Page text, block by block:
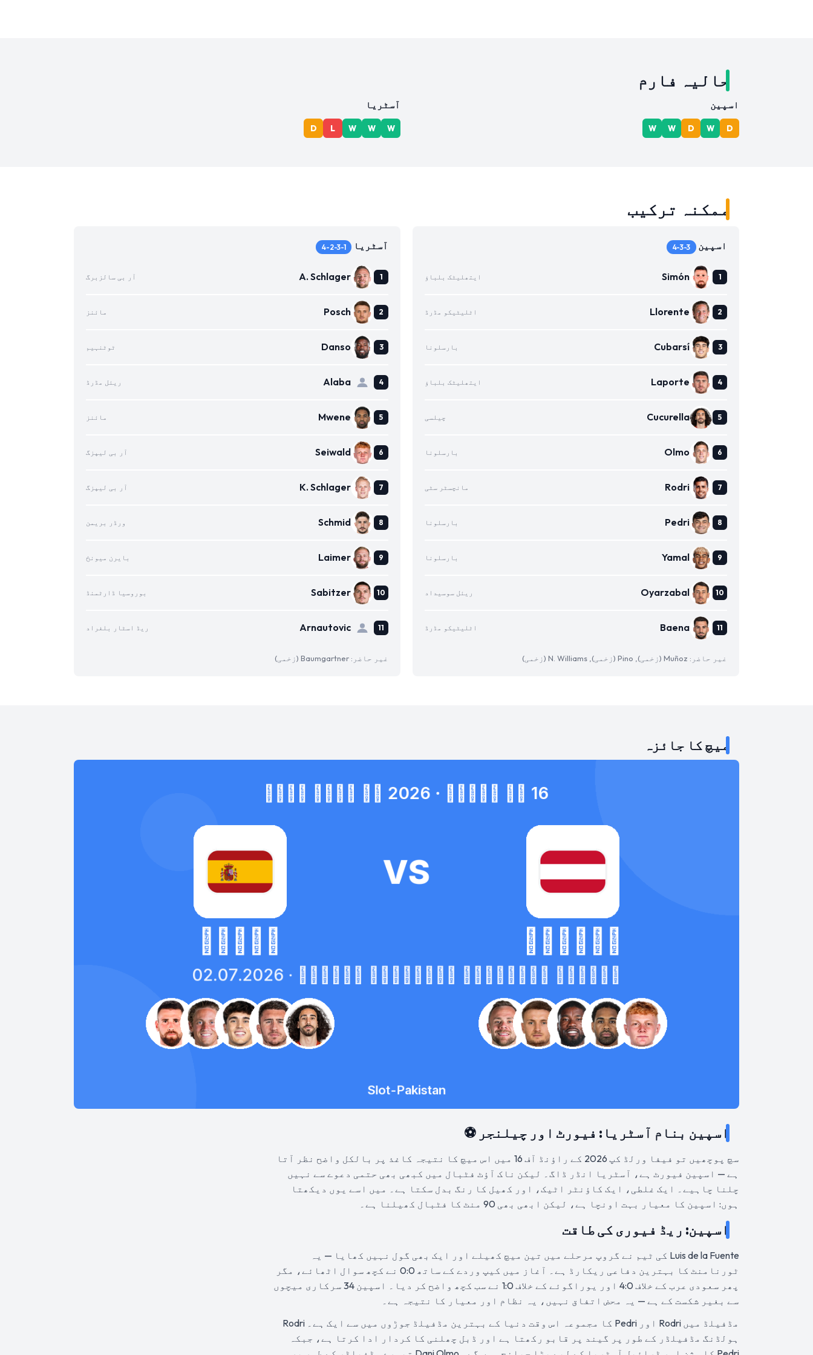
حالیہ فارم
اسپین
D
W
D
W
W
آسٹریا
W
W
W
L
D
ممکنہ ترکیب
اسپین 4-3-3
Simón ایتھلیٹک بلباؤ
Llorente اٹلیٹیکو مڈرڈ
Cubarsí بارسلونا
Laporte ایتھلیٹک بلباؤ
Cucurella چیلسی
Olmo بارسلونا
Rodri مانچسٹر سٹی
Pedri بارسلونا
Yamal بارسلونا
Oyarzabal ریئل سوسیداد
Baena اٹلیٹیکو مڈرڈ
غیر حاضر: Muñoz (زخمی), Pino (زخمی), N. Williams (زخمی)
آسٹریا 4-2-3-1
A. Schlager آر بی سالزبرگ
Posch مائنز
Danso ٹوٹنہیم
Alaba ریئل مڈرڈ
Mwene مائنز
Seiwald آر بی لیپزگ
K. Schlager آر بی لیپزگ
Schmid ورڈر بریمن
Laimer بایرن میونخ
Sabitzer بوروسیا ڈارٹمنڈ
Arnautovic ریڈ اسٹار بلغراد
غیر حاضر: Baumgartner (زخمی)
میچ کا جائزہ
اسپین بنام آسٹریا: فیورٹ اور چیلنجر ⚽
سچ پوچھیں تو فیفا ورلڈ کپ 2026 کے راؤنڈ آف 16 میں اس میچ کا نتیجہ کاغذ پر بالکل واضح نظر آتا
ہے — اسپین فیورٹ ہے، آسٹریا انڈر ڈاگ۔ لیکن ناک آؤٹ فٹبال میں کبھی بھی حتمی دعوے سے نہیں
چلنا چاہیے۔ ایک غلطی، ایک کاؤنٹر اٹیک، اور کھیل کا رنگ بدل سکتا ہے۔ میں اسے یوں دیکھتا
ہوں: اسپین کا معیار بہت اونچا ہے، لیکن ابھی بھی 90 منٹ کا فٹبال کھیلنا ہے۔
اسپین: ریڈ فیوری کی طاقت
Luis de la Fuente کی ٹیم نے گروپ مرحلے میں تین میچ کھیلے اور ایک بھی گول نہیں کھایا — یہ
ٹورنامنٹ کا بہترین دفاعی ریکارڈ ہے۔ آغاز میں کیپ وردے کے ساتھ 0:0 نے کچھ سوال اٹھائے، مگر
پھر سعودی عرب کے خلاف 4:0 اور یوراگوئے کے خلاف 1:0 نے سب کچھ واضح کر دیا۔ اسپین 34 سرکاری میچوں
سے بغیر شکست کے ہے — یہ محض اتفاق نہیں، یہ نظام اور معیار کا نتیجہ ہے۔
مڈفیلڈ میں Rodri اور Pedri کا مجموعہ اس وقت دنیا کے بہترین مڈفیلڈ جوڑوں میں سے ایک ہے۔ Rodri
ہولڈنگ مڈفیلڈر کے طور پر گیند پر قابو رکھتا ہے اور ڈبل چھلنی کا کردار ادا کرتا ہے، جبکہ